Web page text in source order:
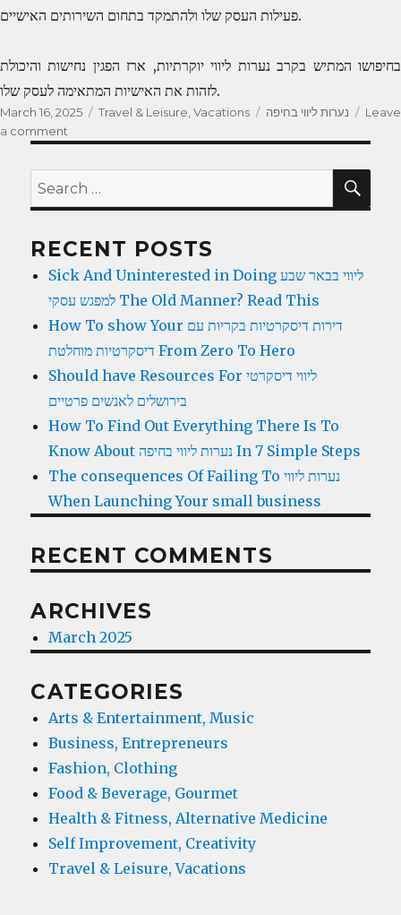
פעילות העסק שלו ולהתמקד בתחום השירותים האישיים.
בחיפושו המתיש בקרב נערות ליווי יוקרתיות, ארז הפגין נחישות והיכולת
לזהות את האישיות המתאימה לעסק שלו.
Posted
on
March 16, 2025 Categories
Travel & Leisure, Vacations Tags
נערות ליווי בחיפה
Leave
a comment
To
Find
Out
There
To
Know
About
ליווי
בחיפה
In
Simple
Steps
Search
for:
RECENT POSTS
Sick And Uninterested in Doing ליווי בבאר שבע
למפגש עסקי The Old Manner? Read This
How To show Your דירות דיסקרטיות בקריות עם
דיסקרטיות מוחלטת From Zero To Hero
Should have Resources For ליווי דיסקרטי
בירושלים לאנשים פרטיים
How To Find Out Everything There Is To
Know About נערות ליווי בחיפה In 7 Simple Steps
The consequences Of Failing To נערות ליווי
When Launching Your small business
RECENT COMMENTS
ARCHIVES
March 2025
CATEGORIES
Arts & Entertainment, Music
Business, Entrepreneurs
Fashion, Clothing
Food & Beverage, Gourmet
Health & Fitness, Alternative Medicine
Self Improvement, Creativity
Travel & Leisure, Vacations